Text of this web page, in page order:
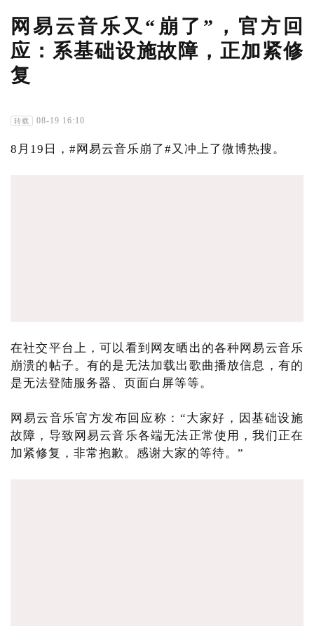
网易云音乐又“崩了”，官方回
应：系基础设施故障，正加紧修
复
转载 08-19 16:10
8月19日，#网易云音乐崩了#又冲上了微博热搜。
在社交平台上，可以看到网友晒出的各种网易云音乐
崩溃的帖子。有的是无法加载出歌曲播放信息，有的
是无法登陆服务器、页面白屏等等。
网易云音乐官方发布回应称：“大家好，因基础设施
故障，导致网易云音乐各端无法正常使用，我们正在
加紧修复，非常抱歉。感谢大家的等待。”